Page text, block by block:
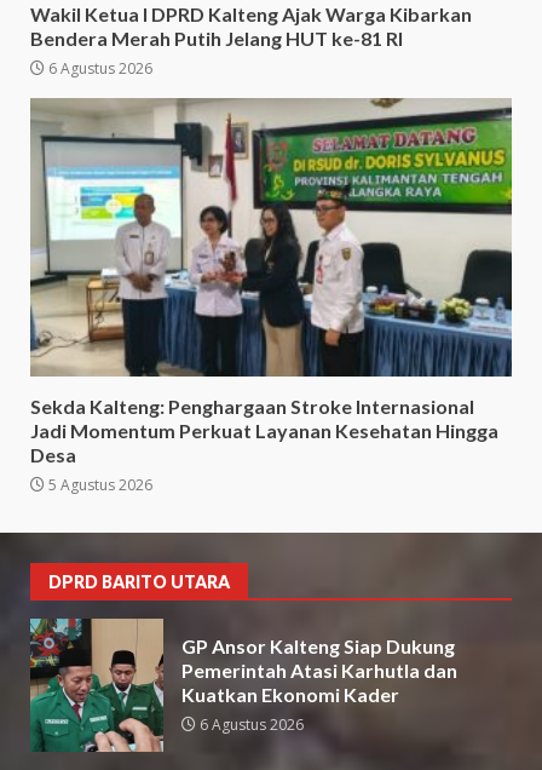
Wakil Ketua I DPRD Kalteng Ajak Warga Kibarkan
Bendera Merah Putih Jelang HUT ke-81 RI
6 Agustus 2026
Sekda Kalteng: Penghargaan Stroke Internasional
Jadi Momentum Perkuat Layanan Kesehatan Hingga
Desa
5 Agustus 2026
DPRD BARITO UTARA
GP Ansor Kalteng Siap Dukung
Pemerintah Atasi Karhutla dan
Kuatkan Ekonomi Kader
6 Agustus 2026